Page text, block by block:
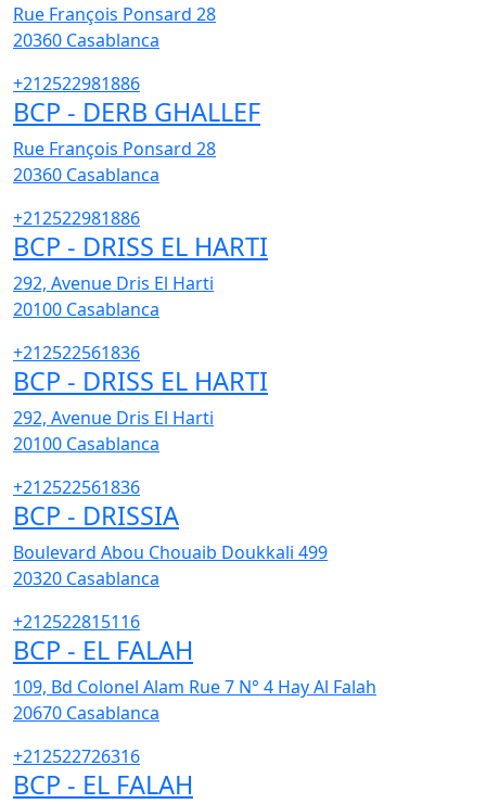
Rue François Ponsard 28
20360 Casablanca
+212522981886
BCP - DERB GHALLEF
Rue François Ponsard 28
20360 Casablanca
+212522981886
BCP - DRISS EL HARTI
292, Avenue Dris El Harti
20100 Casablanca
+212522561836
BCP - DRISS EL HARTI
292, Avenue Dris El Harti
20100 Casablanca
+212522561836
BCP - DRISSIA
Boulevard Abou Chouaib Doukkali 499
20320 Casablanca
+212522815116
BCP - EL FALAH
109, Bd Colonel Alam Rue 7 N° 4 Hay Al Falah
20670 Casablanca
+212522726316
BCP - EL FALAH